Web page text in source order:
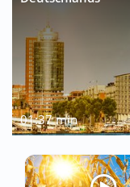
01:37 min